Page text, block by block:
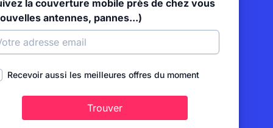
la couverture mobile près de chez vous
antennes, pannes...)
Recevoir aussi les meilleures offres du moment
Trouver